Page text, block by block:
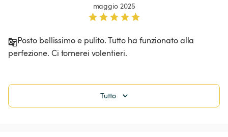
maggio 2025
Posto bellissimo e pulito. Tutto ha funzionato alla
perfezione. Ci tornerei volentieri.
Tutto